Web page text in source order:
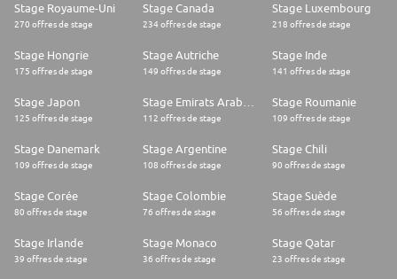
Stage Royaume-Uni
270 offres de stage
Stage Canada
234 offres de stage
Stage Luxembourg
218 offres de stage
Stage Hongrie
175 offres de stage
Stage Autriche
149 offres de stage
Stage Inde
141 offres de stage
Stage Japon
125 offres de stage 112 offres de stage
Stage Roumanie
109 offres de stage
Stage Danemark
109 offres de stage
Stage Argentine
108 offres de stage
Stage Chili
90 offres de stage
Stage Corée
80 offres de stage
Stage Colombie
76 offres de stage
Stage Suède
56 offres de stage
Stage Irlande
39 offres de stage
Stage Monaco
36 offres de stage
Stage Qatar
23 offres de stage